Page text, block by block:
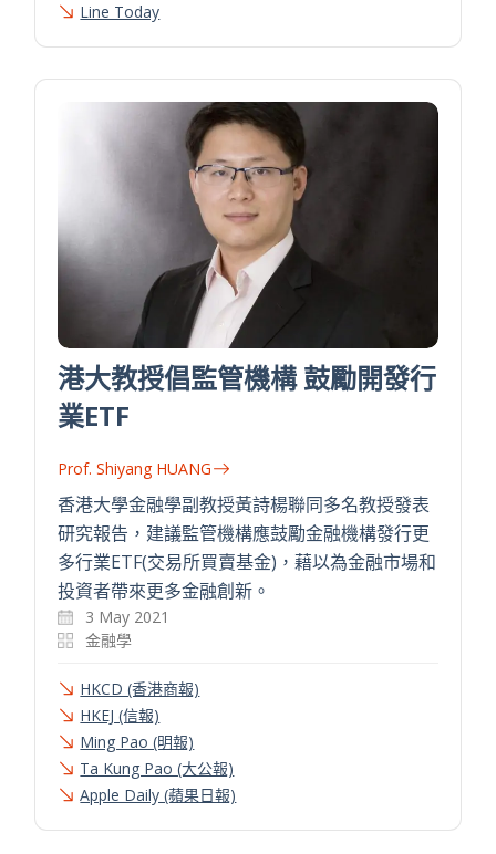
Line Today
港大教授倡監管機構 鼓勵開發行
業ETF
Prof. Shiyang HUANG
香港大學金融學副教授黃詩楊聯同多名教授發表
研究報告，建議監管機構應鼓勵金融機構發行更
多行業ETF(交易所買賣基金)，藉以為金融市場和
投資者帶來更多金融創新。
3 May 2021
金融學
HKCD (香港商報)
HKEJ (信報)
Ming Pao (明報)
Ta Kung Pao (大公報)
Apple Daily (蘋果日報)